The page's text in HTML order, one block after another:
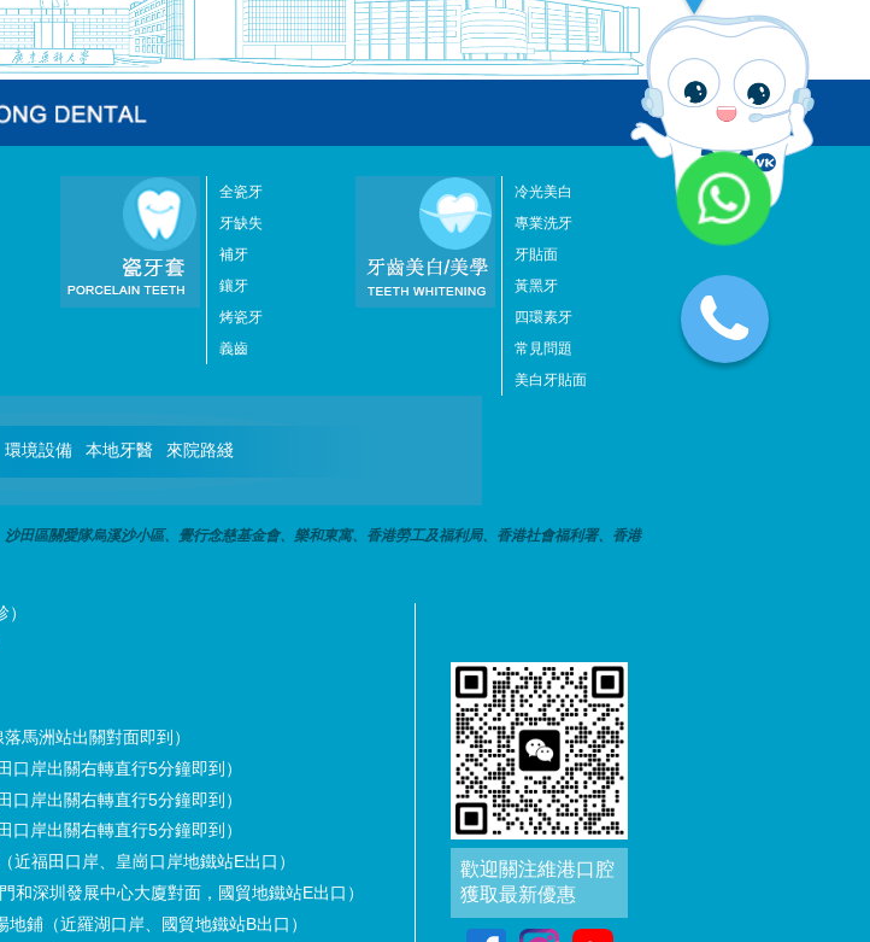
全瓷牙
牙缺失
補牙
鑲牙
烤瓷牙
義齒
冷光美白
專業洗牙
牙貼面
黃黑牙
四環素牙
常見問題
美白牙貼面
環境設備 本地牙醫 來院路綫
田區關愛隊烏溪沙小區、覺行念慈基金會、樂和東寓、香港勞工及福利局、香港社會福利署、香港
馬洲站出關對面即到）
岸出關右轉直行5分鐘即到）
岸出關右轉直行5分鐘即到）
岸出關右轉直行5分鐘即到）
福田口岸、皇崗口岸地鐵站E出口）
深圳發展中心大廈對面，國貿地鐵站E出口）
鋪（近羅湖口岸、國貿地鐵站B出口）
歡迎關注維港口腔
獲取最新優惠